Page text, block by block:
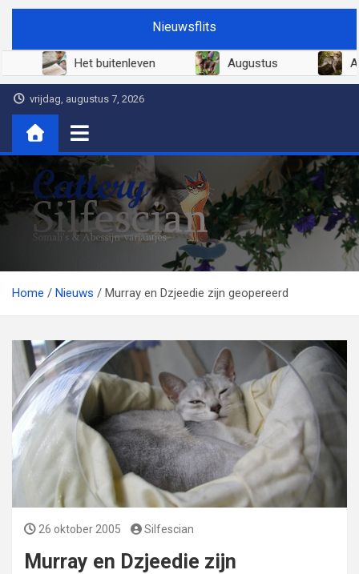
Ga
de
Nieuwsflits
Juni 2026 Het buitenleven Augustus
vrijdag, augustus 7, 2026
Cattery Silfescian
Somali's en soms Abessijn-variantjes
Home
Nieuws Murray en Dzjeedie zijn geopereerd
26 oktober 2005 Silfescian
Murray en Dzjeedie zijn